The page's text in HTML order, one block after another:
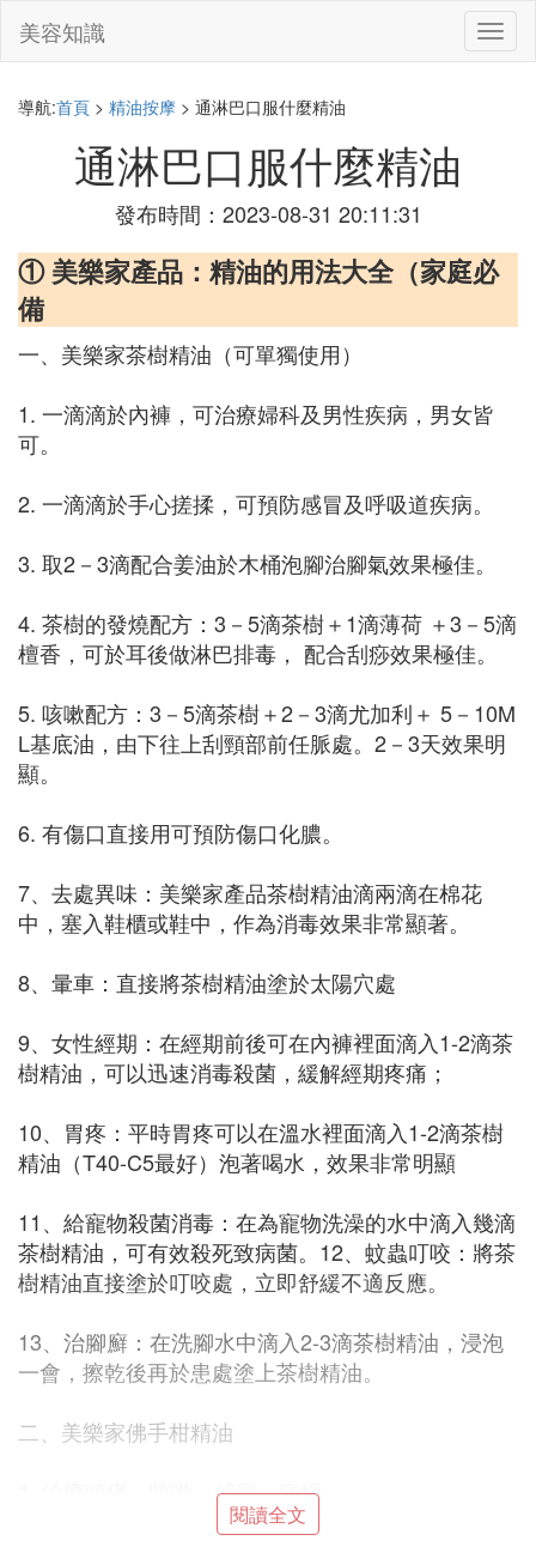
切
換
美容知識
導航:首頁 > 精油按摩 > 通淋巴口服什麼精油
通淋巴口服什麼精油
發布時間：2023-08-31 20:11:31
① 美樂家產品：精油的用法大全（家庭必
備
一、美樂家茶樹精油（可單獨使用）
1. 一滴滴於內褲，可治療婦科及男性疾病，男女皆
可。
2. 一滴滴於手心搓揉，可預防感冒及呼吸道疾病。
3. 取2－3滴配合姜油於木桶泡腳治腳氣效果極佳。
4. 茶樹的發燒配方：3－5滴茶樹＋1滴薄荷 ＋3－5滴
檀香，可於耳後做淋巴排毒， 配合刮痧效果極佳。
5. 咳嗽配方：3－5滴茶樹＋2－3滴尤加利＋ 5－10M
L基底油，由下往上刮頸部前任脈處。2－3天效果明
顯。
6. 有傷口直接用可預防傷口化膿。
7、去處異味：美樂家產品茶樹精油滴兩滴在棉花
中，塞入鞋櫃或鞋中，作為消毒效果非常顯著。
8、暈車：直接將茶樹精油塗於太陽穴處
9、女性經期：在經期前後可在內褲裡面滴入1-2滴茶
樹精油，可以迅速消毒殺菌，緩解經期疼痛；
10、胃疼：平時胃疼可以在溫水裡面滴入1-2滴茶樹
精油（T40-C5最好）泡著喝水，效果非常明顯
11、給寵物殺菌消毒：在為寵物洗澡的水中滴入幾滴
茶樹精油，可有效殺死致病菌。12、蚊蟲叮咬：將茶
樹精油直接塗於叮咬處，立即舒緩不適反應。
13、治腳廯：在洗腳水中滴入2-3滴茶樹精油，浸泡
一會，擦乾後再於患處塗上茶樹精油。
二、美樂家佛手柑精油
1. 治療頭痛、咳嗽、感冒、痛經。
閱讀全文